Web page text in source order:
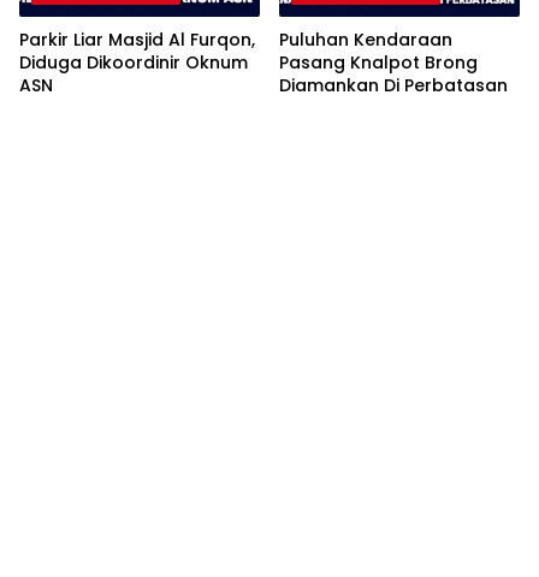
Parkir Liar Masjid Al Furqon,
Diduga Dikoordinir Oknum
ASN
Puluhan Kendaraan
Pasang Knalpot Brong
Diamankan Di Perbatasan